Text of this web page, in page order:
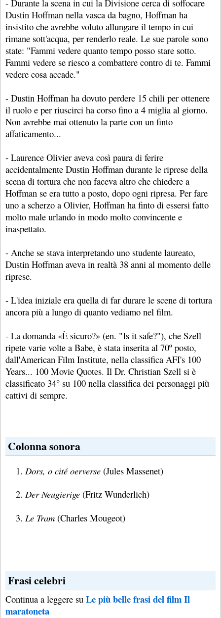
- Durante la scena in cui la Divisione cerca di soffocare
Dustin Hoffman nella vasca da bagno, Hoffman ha
insistito che avrebbe voluto allungare il tempo in cui
rimane sott'acqua, per renderlo reale. Le sue parole sono
state: "Fammi vedere quanto tempo posso stare sotto.
Fammi vedere se riesco a combattere contro di te. Fammi
vedere cosa accade."
- Dustin Hoffman ha dovuto perdere 15 chili per ottenere
il ruolo e per riuscirci ha corso fino a 4 miglia al giorno.
Non avrebbe mai ottenuto la parte con un finto
affaticamento...
- Laurence Olivier aveva così paura di ferire
accidentalmente Dustin Hoffman durante le riprese della
scena di tortura che non faceva altro che chiedere a
Hoffman se era tutto a posto, dopo ogni ripresa. Per fare
uno a scherzo a Olivier, Hoffman ha finto di essersi fatto
molto male urlando in modo molto convincente e
inaspettato.
- Anche se stava interpretando uno studente laureato,
Dustin Hoffman aveva in realtà 38 anni al momento delle
riprese.
- L'idea iniziale era quella di far durare le scene di tortura
ancora più a lungo di quanto vediamo nel film.
- La domanda «È sicuro?» (en. "Is it safe?"), che Szell
ripete varie volte a Babe, è stata inserita al 70º posto,
dall'American Film Institute, nella classifica AFI's 100
Years... 100 Movie Quotes. Il Dr. Christian Szell si è
classificato 34° su 100 nella classifica dei personaggi più
cattivi di sempre.
Colonna sonora
Dors, o cité oerverse (Jules Massenet)
Der Neugierige (Fritz Wunderlich)
Le Tram (Charles Mougeot)
Frasi celebri
Continua a leggere su Le più belle frasi del film Il
maratoneta